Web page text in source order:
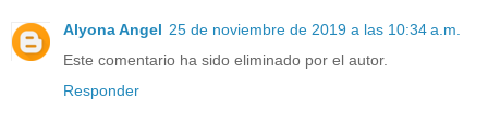
Alyona Angel 25 de noviembre de 2019 a las 10:34 a.m.
Este comentario ha sido eliminado por el autor.
Responder